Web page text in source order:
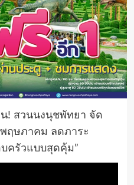
น! สวนนงนุชพัทยา จัด
พฤษภาคม ลดภาระ
ครัวแบบสุดคุ้ม”